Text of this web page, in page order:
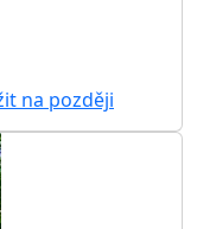
na později